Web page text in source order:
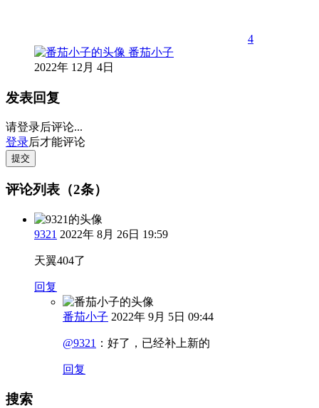
4
番茄小子
2022年 12月 4日
发表回复
请登录后评论...
登录后才能评论
提交
评论列表（2条）
9321 2022年 8月 26日 19:59
天翼404了
回复
番茄小子 2022年 9月 5日 09:44
@9321 ： 好了，已经补上新的
回复
搜索